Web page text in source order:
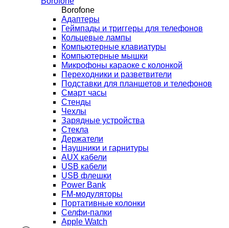
Borofone
Адаптеры
Геймпады и триггеры для телефонов
Кольцевые лампы
Компьютерные клавиатуры
Компьютерные мышки
Микрофоны караоке с колонкой
Переходники и разветвители
Подставки для планшетов и телефонов
Смарт часы
Стенды
Чехлы
Зарядные устройства
Стекла
Держатели
Наушники и гарнитуры
AUX кабели
USB кабели
USB флешки
Power Bank
FM-модуляторы
Портативные колонки
Селфи-палки
Apple Watch